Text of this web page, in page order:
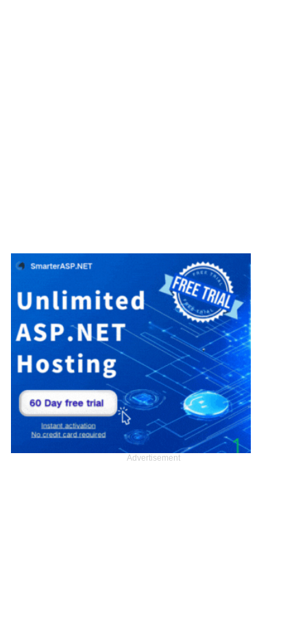
Advertisement